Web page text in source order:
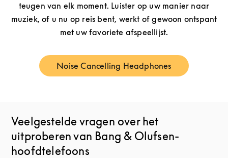
teugen van elk moment. Luister op uw manier naar
muziek, of u nu op reis bent, werkt of gewoon ontspant
met uw favoriete afspeellijst.
Noise Cancelling Headphones
Link Opens in New Tab
Veelgestelde vragen over het
uitproberen van Bang & Olufsen-
hoofdtelefoons